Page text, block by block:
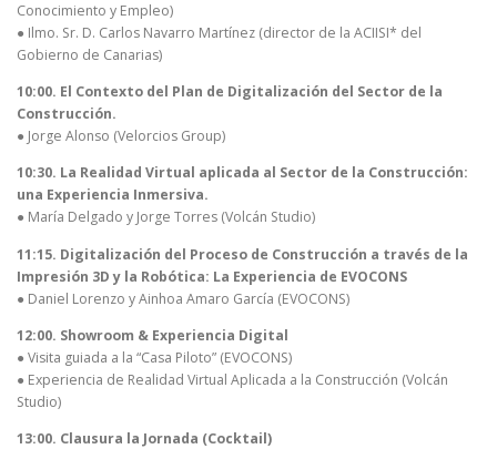
Conocimiento y Empleo)
● Ilmo. Sr. D. Carlos Navarro Martínez (director de la ACIISI* del
Gobierno de Canarias)
10:00. El Contexto del Plan de Digitalización del Sector de la
Construcción.
● Jorge Alonso (Velorcios Group)
10:30. La Realidad Virtual aplicada al Sector de la Construcción:
una Experiencia Inmersiva.
● María Delgado y Jorge Torres (Volcán Studio)
11:15. Digitalización del Proceso de Construcción a través de la
Impresión 3D y la Robótica: La Experiencia de EVOCONS
● Daniel Lorenzo y Ainhoa Amaro García (EVOCONS)
12:00. Showroom & Experiencia Digital
● Visita guiada a la “Casa Piloto” (EVOCONS)
● Experiencia de Realidad Virtual Aplicada a la Construcción (Volcán
Studio)
13:00. Clausura la Jornada (Cocktail)